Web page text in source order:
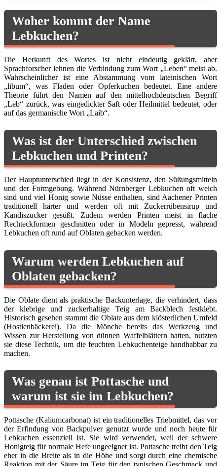
Woher kommt der Name
Lebkuchen?
Die Herkunft des Wortes ist nicht eindeutig geklärt, aber
Sprachforscher lehnen die Verbindung zum Wort „Leben“ meist ab.
Wahrscheinlicher ist eine Abstammung vom lateinischen Wort
„libum“, was Fladen oder Opferkuchen bedeutet. Eine andere
Theorie führt den Namen auf den mittelhochdeutschen Begriff
„Leb“ zurück, was eingedickter Saft oder Heilmittel bedeutet, oder
auf das germanische Wort „Laib“.
Was ist der Unterschied zwischen
Lebkuchen und Printen?
Der Hauptunterschied liegt in der Konsistenz, den Süßungsmitteln
und der Formgebung. Während Nürnberger Lebkuchen oft weich
sind und viel Honig sowie Nüsse enthalten, sind Aachener Printen
traditionell härter und werden oft mit Zuckerrübensirup und
Kandiszucker gesüßt. Zudem werden Printen meist in flache
Rechteckformen geschnitten oder in Modeln gepresst, während
Lebkuchen oft rund auf Oblaten gebacken werden.
Warum werden Lebkuchen auf
Oblaten gebacken?
Die Oblate dient als praktische Backunterlage, die verhindert, dass
der klebrige und zuckerhaltige Teig am Backblech festklebt.
Historisch gesehen stammt die Oblate aus dem klösterlichen Umfeld
(Hostienbäckerei). Da die Mönche bereits das Werkzeug und
Wissen zur Herstellung von dünnen Waffelblättern hatten, nutzten
sie diese Technik, um die feuchten Lebkuchenteige handhabbar zu
machen.
Was genau ist Pottasche und
warum ist sie im Lebkuchen?
Pottasche (Kaliumcarbonat) ist ein traditionelles Triebmittel, das vor
der Erfindung von Backpulver genutzt wurde und noch heute für
Lebkuchen essenziell ist. Sie wird verwendet, weil der schwere
Honigteig für normale Hefe ungeeignet ist. Pottasche treibt den Teig
eher in die Breite als in die Höhe und sorgt durch eine chemische